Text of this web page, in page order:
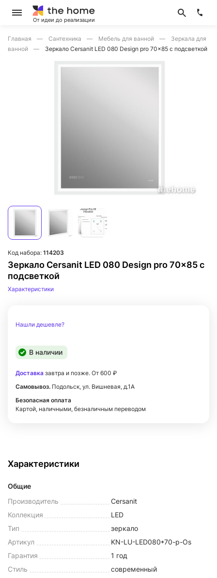
От идеи до реализации
Главная Сантехника Мебель для ванной
Зеркала для
ванной
Зеркало Cersanit LED 080 Design pro 70x85 с подсветкой
Зеркало Cersanit LED 080 Design pro 70x85 с
подсветкой
Код набора: 114203
Характеристики
Нашли дешевле?
В наличии
Доставка завтра и позже. От 600 ₽
Самовывоз. Подольск, ул. Вишневая, д.1А
Безопасная оплата
Картой, наличными, безналичным переводом
Характеристики
Общие
Производитель
Cersanit
Коллекция
LED
Тип
зеркало
Артикул
KN-LU-LED080*70-p-Os
Гарантия
1 год
Стиль
современный